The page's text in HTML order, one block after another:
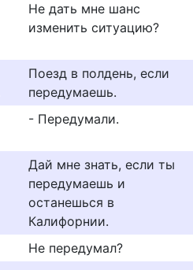
Не дать мне шанс
изменить ситуацию?
Поезд в полдень, если
передумаешь.
- Передумали.
Дай мне знать, если ты
передумаешь и
останешься в
Калифорнии.
Не передумал?